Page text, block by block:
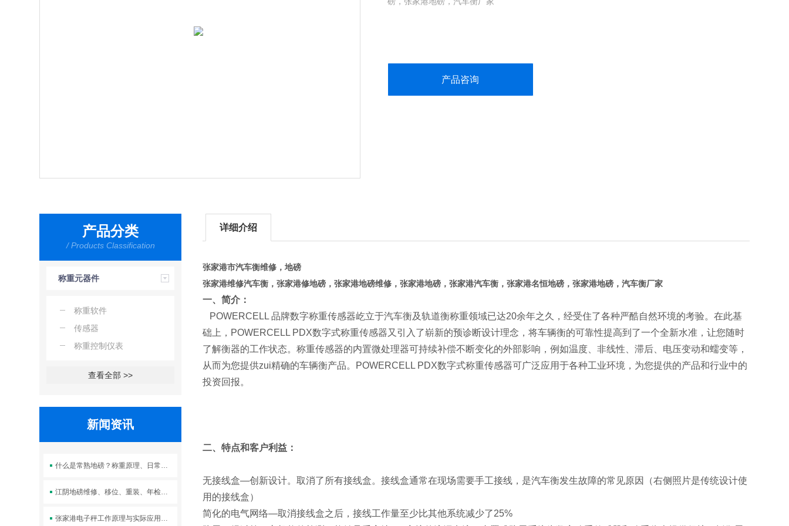
产品咨询
产品分类
/ Products Classification
称重元器件
称重软件
传感器
称重控制仪表
查看全部 >>
新闻资讯
什么是常熟地磅？称重原理、日常校准与维护方法汇总
江阴地磅维修、移位、重装、年检服务
张家港电子秤工作原理与实际应用场景解析
详细介绍
张家港市汽车衡维修，地磅
张家港维修汽车衡，张家港修地磅，张家港地磅维修，张家港地磅，张家港汽车衡，张家港名恒地磅，张家港地磅，汽车衡厂家
一、简介：
POWERCELL 品牌数字称重传感器屹立于汽车衡及轨道衡称重领域已达20余年之久，经受住了各种严酷自然环境的考验。在此基
础上，POWERCELL PDX数字式称重传感器又引入了崭新的预诊断设计理念，将车辆衡的可靠性提高到了一个全新水准，让您随时
了解衡器的工作状态。称重传感器的内置微处理器可持续补偿不断变化的外部影响，例如温度、非线性、滞后、电压变动和蠕变等，
从而为您提供zui精确的车辆衡产品。POWERCELL PDX数字式称重传感器可广泛应用于各种工业环境，为您提供的产品和行业中的
投资回报。
二、特点和客户利益：
无接线盒—创新设计。取消了所有接线盒。接线盒通常在现场需要手工接线，是汽车衡发生故障的常见原因（右侧照片是传统设计使
用的接线盒）
简化的电气网络—取消接线盒之后，接线工作量至少比其他系统减少了25%